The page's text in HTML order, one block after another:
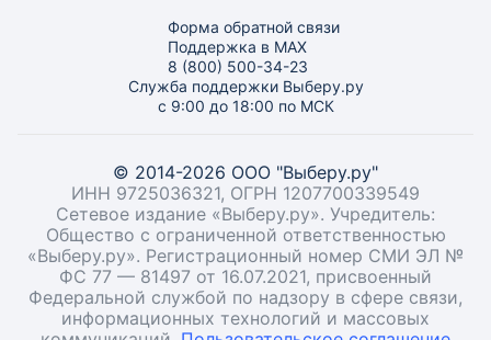
Форма обратной связи
Поддержка в MAX
8 (800) 500-34-23
Служба поддержки Выберу.ру
с 9:00 до 18:00 по МСК
© 2014-2026 ООО "Выберу.ру"
ИНН 9725036321, ОГРН 1207700339549
Сетевое издание «Выберу.ру». Учредитель:
Общество с ограниченной ответственностью
«Выберу.ру». Регистрационный номер СМИ ЭЛ №
ФС 77 — 81497 от 16.07.2021, присвоенный
Федеральной службой по надзору в сфере связи,
информационных технологий и массовых